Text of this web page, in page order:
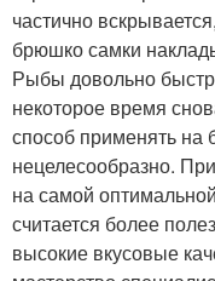
частично
брюшко самки
Рыбы довольно
некоторое время
способ применять на
нецелесообразно.
на самой
считается более
высокие вкусовые